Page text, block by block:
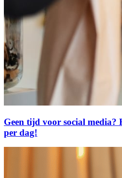
Geen tijd voor social media?
per dag!